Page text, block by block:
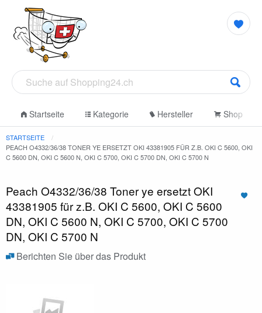
Startseite Kategorie Hersteller Shop
STARTSEITE
PEACH O4332/36/38 TONER YE ERSETZT OKI 43381905 FÜR Z.B. OKI C 5600, OKI
C 5600 DN, OKI C 5600 N, OKI C 5700, OKI C 5700 DN, OKI C 5700 N
Peach O4332/36/38 Toner ye ersetzt OKI
43381905 für z.B. OKI C 5600, OKI C 5600
DN, OKI C 5600 N, OKI C 5700, OKI C 5700
DN, OKI C 5700 N
Berichten Sie über das Produkt